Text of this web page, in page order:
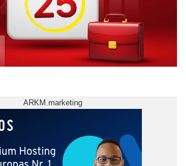
ARKM.marketing